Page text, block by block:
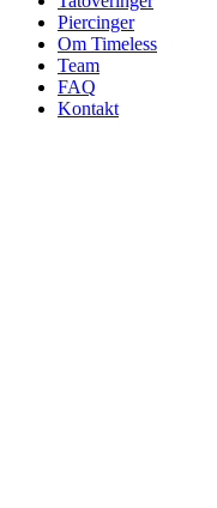
Piercinger
Om Timeless
Team
FAQ
Kontakt